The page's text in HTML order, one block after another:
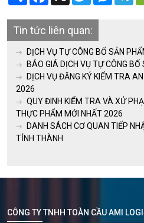
Tin tức liên quan:
DỊCH VỤ TỰ CÔNG BỐ SẢN
BÁO GIÁ DỊCH VỤ TỰ CÔNG BỐ
DỊCH VỤ ĐĂNG KÝ KIỂM TRA
2026
QUY ĐINH KIỂM TRA VÀ XỬ
THỰC PHẨM MỚI NHẤT 2026
DANH SÁCH CƠ QUAN TIẾP
TỈNH THÀNH
CÔNG TY TNHH TOÀN CẦU AMI